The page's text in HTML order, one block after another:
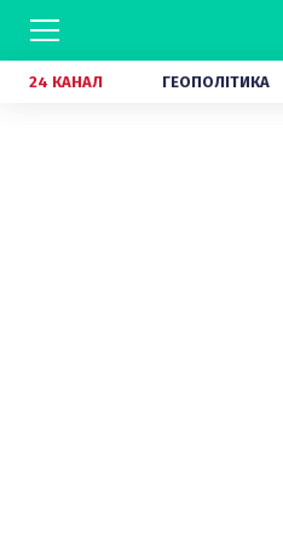
24 КАНАЛ ГЕОПОЛІТИКА